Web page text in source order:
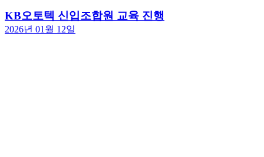
KB오토텍 신입조합원 교육 진행
2026년 01월 12일